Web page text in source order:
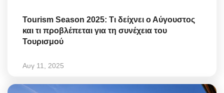
Tourism Season 2025: Τι δείχνει ο Αύγουστος
και τι προβλέπεται για τη συνέχεια του
Τουρισμού
Αυγ 11, 2025